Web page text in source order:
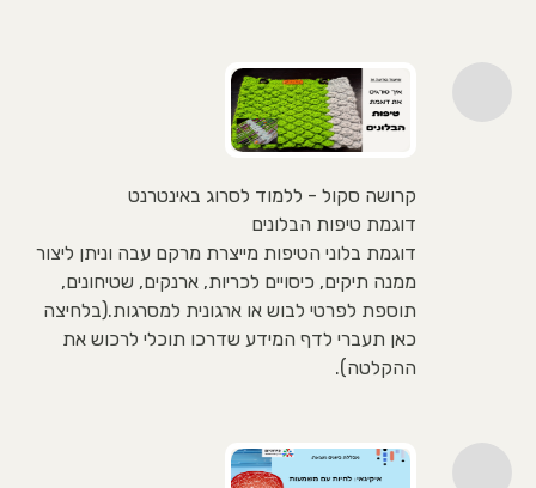
קרושה סקול - ללמוד לסרוג באינטרנט
דוגמת טיפות הבלונים
דוגמת בלוני הטיפות מייצרת מרקם עבה וניתן ליצור
ממנה תיקים, כיסויים לכריות, ארנקים, שטיחונים,
תוספת לפרטי לבוש או ארגונית למסרגות.(בלחיצה
כאן תעברי לדף המידע שדרכו תוכלי לרכוש את
ההקלטה).